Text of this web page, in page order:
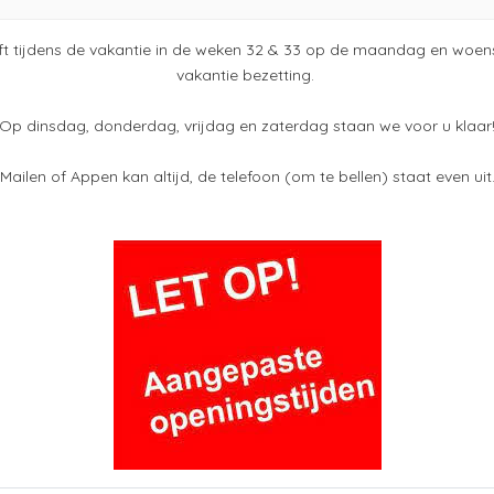
garantie (wat het eerst verstrijkt)
*€20,- brandstof bij aflevering
Bandeneis bij aflevering
*Profiel diepte: 1,6 – 2,5 mm
(winterbanden minimaal 4 mm)
*Gratis verzekeringsvoorstel
€ 695,-
Motor en
Brandstof
tijdens de vakantie in de weken 32 & 33 op de maandag en
vakantie bezetting.
Op dinsdag, donderdag, vrijdag en zaterdag staan we voor u klaar!
Mailen of Appen kan altijd, de telefoon (om te bellen) staat even uit.